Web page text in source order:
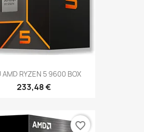
AMD RYZEN 5 9600 BOX
233,48 €
favorite_border